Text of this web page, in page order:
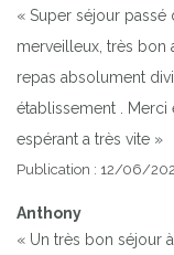
« Super séjour passé
merveilleux, très bon
repas absolument
établissement .
espérant a très vite »
Publication : 12/06/
Anthony
« Un très bon séjour